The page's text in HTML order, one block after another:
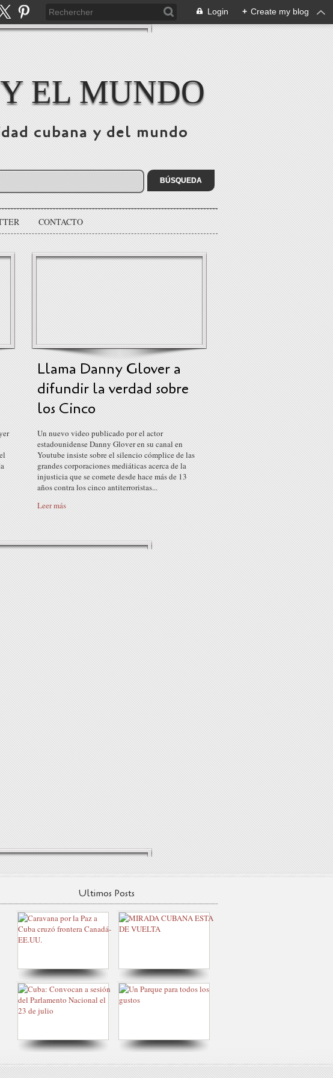
Login + Create my blog
EL MUNDO
cubana y del mundo
CONTACTO
Llama Danny Glover a
difundir la verdad sobre
los Cinco
Un nuevo video publicado por el actor
estadounidense Danny Glover en su canal en
Youtube insiste sobre el silencio cómplice de las
grandes corporaciones mediáticas acerca de la
injusticia que se comete desde hace más de 13
años contra los cinco antiterroristas...
Leer más
Ultimos Posts